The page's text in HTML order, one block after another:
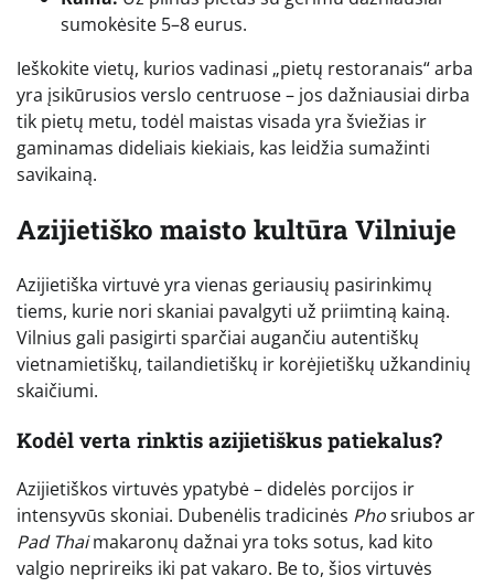
sumokėsite 5–8 eurus.
Ieškokite vietų, kurios vadinasi „pietų restoranais“ arba
yra įsikūrusios verslo centruose – jos dažniausiai dirba
tik pietų metu, todėl maistas visada yra šviežias ir
gaminamas dideliais kiekiais, kas leidžia sumažinti
savikainą.
Azijietiško maisto kultūra Vilniuje
Azijietiška virtuvė yra vienas geriausių pasirinkimų
tiems, kurie nori skaniai pavalgyti už priimtiną kainą.
Vilnius gali pasigirti sparčiai augančiu autentiškų
vietnamietiškų, tailandietiškų ir korėjietiškų užkandinių
skaičiumi.
Kodėl verta rinktis azijietiškus patiekalus?
Azijietiškos virtuvės ypatybė – didelės porcijos ir
intensyvūs skoniai. Dubenėlis tradicinės Phosriubos ar
Pad Thaimakaronų dažnai yra toks sotus, kad kito
valgio neprireiks iki pat vakaro. Be to, šios virtuvės